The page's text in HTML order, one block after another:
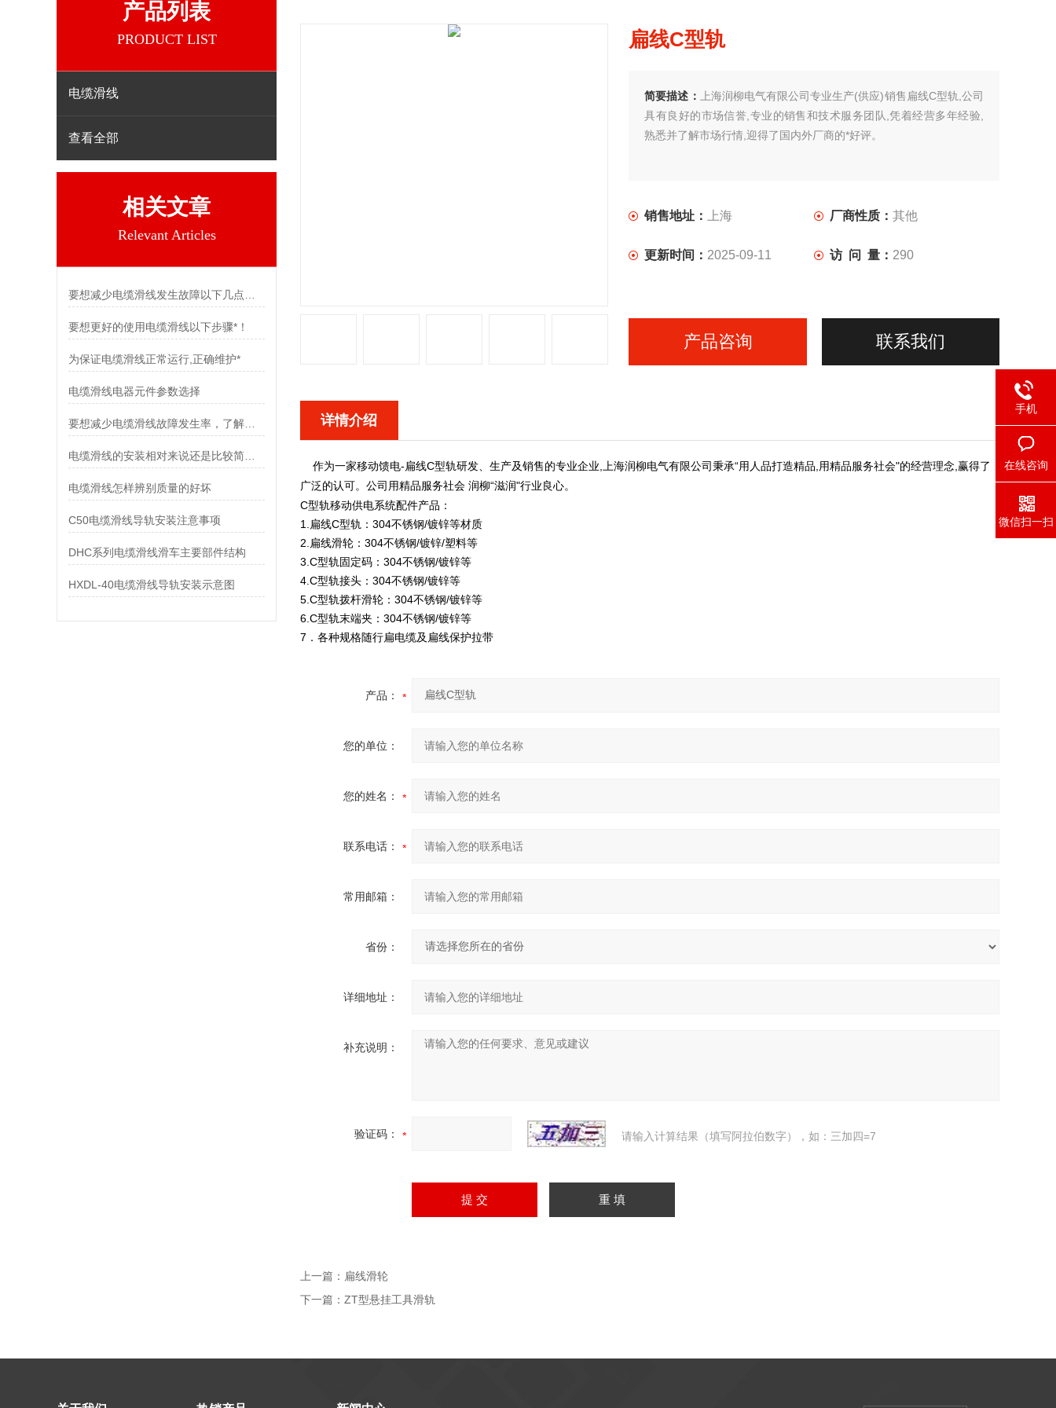
产品列表
PRODUCT LIST
电缆滑线
查看全部
相关文章
Relevant Articles
要想更好的使用电缆滑线以下步骤*！
为保证电缆滑线正常运行,正确维护*
电缆滑线电器元件参数选择
要想减少电缆滑线故障发生率，了解使用禁忌是非常重要
电缆滑线的安装相对来说还是比较简单的
电缆滑线怎样辨别质量的好坏
C50电缆滑线导轨安装注意事项
DHC系列电缆滑线滑车主要部件结构
HXDL-40电缆滑线导轨安装示意图
扁线C型轨
简要描述：
上海润柳电气有限公司专业生产(供应)销售扁线C型轨,公司
具有良好的市场信誉,专业的销售和技术服务团队,凭着经营多年经验,
熟悉并了解市场行情,迎得了国内外厂商的*好评。
销售地址： 上海 厂商性质：其他
更新时间： 2025-09-11 访 问 量： 290
产品咨询 联系我们
详情介绍
作为一家移动馈电-扁线C型轨研发、生产及销售的专业企业 上海润柳电气有限公司秉承“用人品打造精品 用精品服务社会"的经营理念 赢得了
广泛的认可。公司用精品服务社会 润柳“滋润"行业良心。
C型轨移动供电系统配件产品：
1.扁线C型轨：304不锈钢/镀锌等材质
2.扁线滑轮：304不锈钢/镀锌/塑料等
3.C型轨固定码：304不锈钢/镀锌等
4.C型轨接头：304不锈钢/镀锌等
5.C型轨拨杆滑轮：304不锈钢/镀锌等
6.C型轨末端夹：304不锈钢/镀锌等
7．各种规格随行扁电缆及扁线保护拉带
产品：
您的单位：
您的姓名：
联系电话：
常用邮箱：
省份：
详细地址：
补充说明：
验证码： 请输入计算结果（填写阿拉伯数字），如：三加四=7
上一篇： 扁线滑轮
下一篇： ZT型悬挂工具滑轨
手机
在线咨询
微信扫一扫